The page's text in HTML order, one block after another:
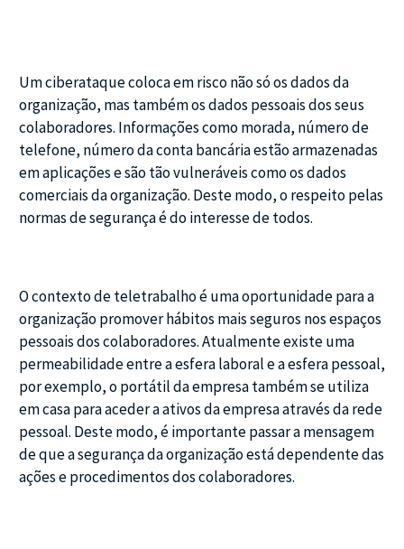
Um ciberataque coloca em risco não só os dados da
organização, mas também os dados pessoais dos seus
colaboradores. Informações como morada, número de
telefone, número da conta bancária estão armazenadas
em aplicações e são tão vulneráveis ​​como os dados
comerciais da organização. Deste modo, o respeito pelas
normas de segurança é do interesse de todos.
O contexto de teletrabalho é uma oportunidade para a
organização promover hábitos mais seguros nos espaços
pessoais dos colaboradores. Atualmente existe uma
permeabilidade entre a esfera laboral e a esfera pessoal,
por exemplo, o portátil da empresa também se utiliza
em casa para aceder a ativos da empresa através da rede
pessoal. Deste modo, é importante passar a mensagem
de que a segurança da organização está dependente das
ações e procedimentos dos colaboradores.